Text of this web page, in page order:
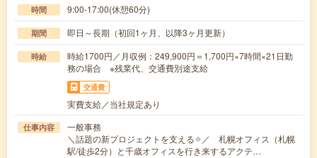
時間 9:00-17:00(休憩60分)
期間 即日～長期（初回1ヶ月、以降3ヶ月更新）
時給
時給1700円／月収例：249,900円＝1,700円×7時間×21日勤
務の場合 ※残業代、交通費別途支給
交通費
実費支給／当社規定あり
仕事内容
一般事務
＼話題の新プロジェクトを支える✧／ 札幌オフィス（札幌
駅/徒歩2分）と千歳オフィスを行き来するアクテ…